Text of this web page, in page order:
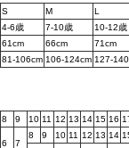
S M
L
4-6歳 7-10歳
10-12歳
61cm 66cm
71cm
81-106cm 106-124cm 127-
8 9 10 11 12 13 14 15 16
6 7
8 9 10 11 12 13 14